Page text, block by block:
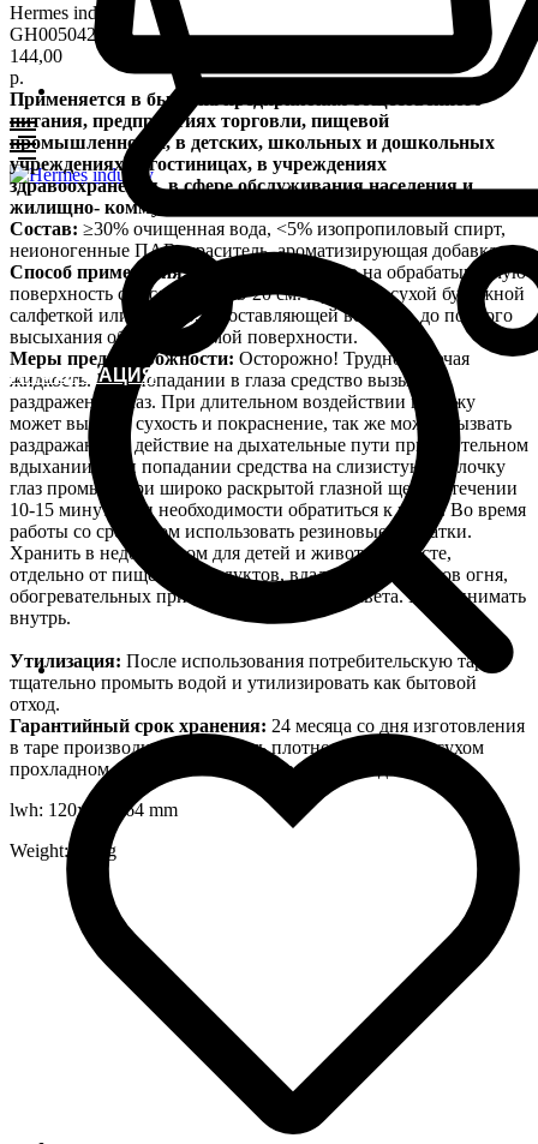
ИНФОРМАЦИЯ
Hermes industry
GH0050424
144,00
р.
Применяется в быту, на предприятиях общественного
питания, предприятиях торговли, пищевой
промышленности, в детских, школьных и дошкольных
учреждениях, в гостиницах, в учреждениях
здравоохранения, в сфере обслуживания населения и
жилищно- коммунальном хозяйстве.
Состав: ≥30% очищенная вода, <5% изопропиловый спирт,
неионогенные ПАВ, краситель, ароматизирующая добавка.
Способ применения:
распылите средство на обрабатываемую
поверхность с расстояния 15-20 см. Протрите сухой бумажной
салфеткой или тканью, не оставляющей волокон, до полного
высыхания обрабатываемой поверхности.
Меры предосторожности: Осторожно! Трудногорючая
жидкость. При попадании в глаза средство вызывает
раздражение глаз. При длительном воздействии на кожу
может вызвать сухость и покраснение, так же может вызвать
раздражающее действие на дыхательные пути при длительном
вдыхании. При попадании средства на слизистую оболочку
глаз промыть при широко раскрытой глазной щели в течении
10-15 минут. При необходимости обратиться к врачу. Во время
работы со средством использовать резиновые перчатки.
Хранить в недоступном для детей и животных месте,
отдельно от пищевых продуктов, вдали от источников огня,
обогревательных приборов и солнечного света. Не принимать
внутрь.
Утилизация: После использования потребительскую тару
тщательно промыть водой и утилизировать как бытовой
отход.
Гарантийный срок хранения: 24 месяца со дня изготовления
в таре производителя. Хранить плотно закрытым в сухом
прохладном месте при температуре от+5 оС до +35оС.
lwh: 120x30x264 mm
Weight: 555 g